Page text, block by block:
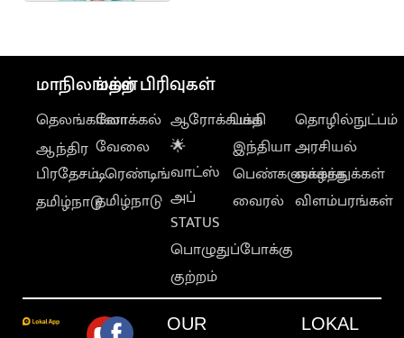
மாநிலங்கள்
தெலங்கானா
ஆந்திர
பிரதேசம்
தமிழ்நாடு
மற்ற பிரிவுகள்
லோக்கல்
வேலை
டிரெண்டிங்
தமிழ்நாடு
ஆரோக்கியம்
🌟
வாட்ஸ்
அப்
STATUS
பொழுதுப்போக்கு
குற்றம்
பக்தி
இந்தியா
பெண்களுக்காக
வைரல்
தொழில்நுட்பம்
அரசியல்
வாழ்த்துக்கள்
விளம்பரங்கள்
OUR LOKAL